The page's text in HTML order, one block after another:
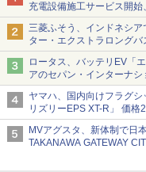
充電設備施工サービス開始
車の展示・試乗イベントを
三菱ふそう、インドネシア
ター・エクストラロング
ックベースの観光・旅客輸
ロータス、バッテリEV「
アのセパン・インターナ
のBEV最速タイムを樹立
ヤマハ、国内向けフラグ
リズリーEPS XT-R」 価格
MVアグスタ、新体制で日
TAKANAWA GATEWAY